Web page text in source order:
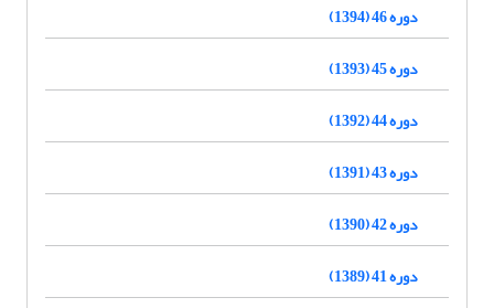
دوره 46 (1394)
دوره 45 (1393)
دوره 44 (1392)
دوره 43 (1391)
دوره 42 (1390)
دوره 41 (1389)